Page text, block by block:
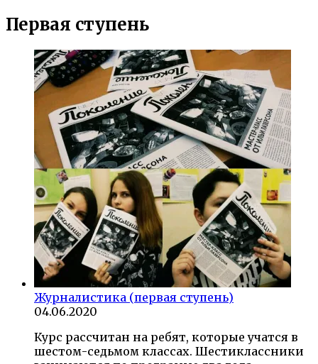
Первая ступень
Журналистика (первая ступень)
04.06.2020
Курс рассчитан на ребят, которые учатся в
шестом-седьмом классах. Шестиклассники